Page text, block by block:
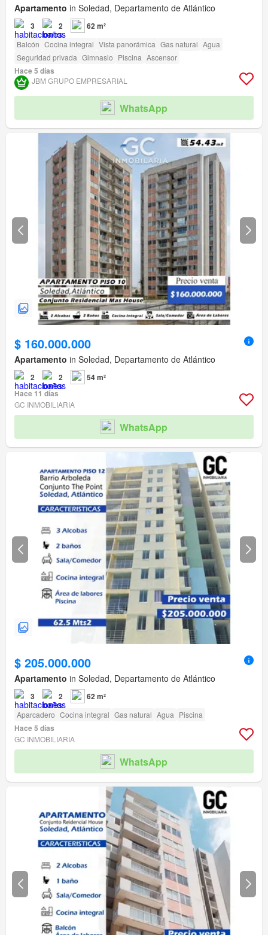
Apartamento in Soledad, Departamento de Atlántico
3 2 62 m²
Balcón Cocina integral Vista panorámica Gas natural Agua
Seguridad privada Gimnasio Piscina Ascensor
Hace 5 días
JBM GRUPO EMPRESARIAL
WhatsApp
$ 160.000.000
Apartamento in Soledad, Departamento de Atlántico
2 2
54 m²
Hace 11 días
GC INMOBILIARIA
WhatsApp
$ 205.000.000
Apartamento in Soledad, Departamento de Atlántico
3 2 62 m²
Aparcadero Cocina integral Gas natural Agua Piscina
Hace 5 días
GC INMOBILIARIA
WhatsApp